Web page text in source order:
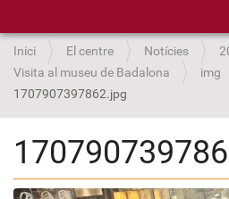
Inici El centre Notícies
Visita al museu de Badalona
img
1707907397862.jpg